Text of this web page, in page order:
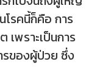
โรคนี้ก็คือ การ
เพราะเป็นการ
รของผู้ป่วย ซึ่ง